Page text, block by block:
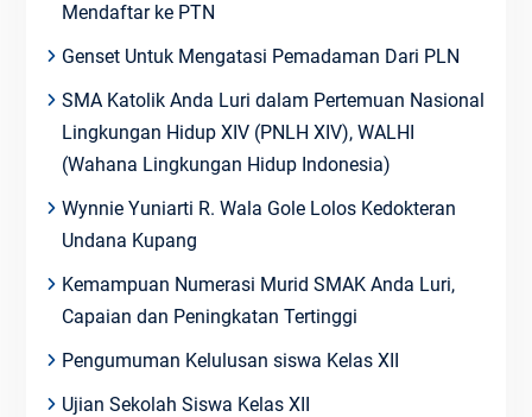
Mendaftar ke PTN
Genset Untuk Mengatasi Pemadaman Dari PLN
SMA Katolik Anda Luri dalam Pertemuan Nasional
Lingkungan Hidup XIV (PNLH XIV), WALHI
(Wahana Lingkungan Hidup Indonesia)
Wynnie Yuniarti R. Wala Gole Lolos Kedokteran
Undana Kupang
Kemampuan Numerasi Murid SMAK Anda Luri,
Capaian dan Peningkatan Tertinggi
Pengumuman Kelulusan siswa Kelas XII
Ujian Sekolah Siswa Kelas XII